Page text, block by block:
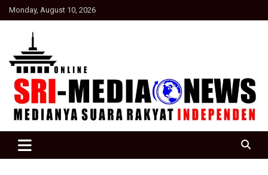
Skip
to
Monday, August 10, 2026
SRI Media news